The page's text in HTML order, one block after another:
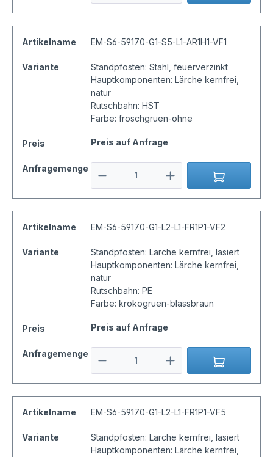
Artikelname EM-S6-59170-G1-S5-L1-AR1H1-VF1
Variante
Standpfosten: Stahl, feuerverzinkt
Hauptkomponenten: Lärche kernfrei,
natur
Rutschbahn: HST
Farbe: froschgruen-ohne
Preis Preis auf Anfrage
Anfragemenge
Artikelname EM-S6-59170-G1-L2-L1-FR1P1-VF2
Variante
Standpfosten: Lärche kernfrei, lasiert
Hauptkomponenten: Lärche kernfrei,
natur
Rutschbahn: PE
Farbe: krokogruen-blassbraun
Preis Preis auf Anfrage
Anfragemenge
Artikelname EM-S6-59170-G1-L2-L1-FR1P1-VF5
Variante
Standpfosten: Lärche kernfrei, lasiert
Hauptkomponenten: Lärche kernfrei,